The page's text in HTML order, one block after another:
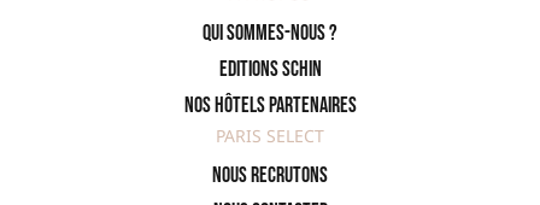
Qui sommes-nous ?
Editions SCHIN
Nos hôtels partenaires
PARIS SELECT
Nous recrutons